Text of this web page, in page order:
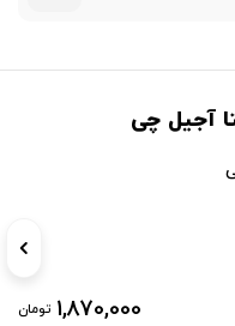
آجیل چی
1,870,000 تومان